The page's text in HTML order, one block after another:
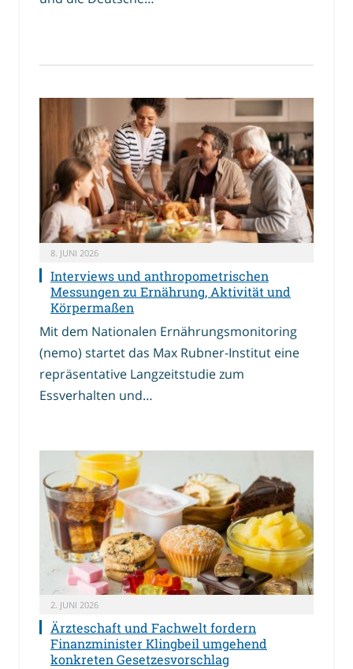
8. JUNI 2026
Interviews und anthropometrischen
Messungen zu Ernährung, Aktivität und
Körpermaßen
Mit dem Nationalen Ernährungsmonitoring
(nemo) startet das Max Rubner-Institut eine
repräsentative Langzeitstudie zum
Essverhalten und…
2. JUNI 2026
Ärzteschaft und Fachwelt fordern
Finanzminister Klingbeil umgehend
konkreten Gesetzesvorschlag